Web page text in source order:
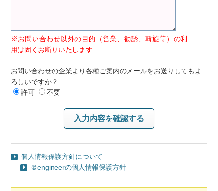
※お問い合わせ以外の目的（営業、勧誘、斡旋等）の利
用は固くお断りいたします
お問い合わせの企業より各種ご案内のメールをお送りしてもよ
ろしいですか？
許可
不要
個人情報保護方針について
＠engineerの個人情報保護方針